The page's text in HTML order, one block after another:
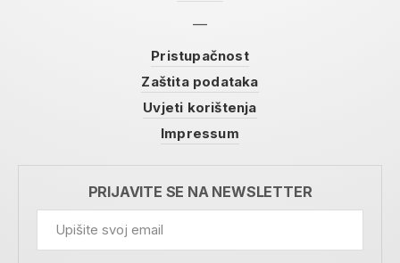
Pristupačnost
Zaštita podataka
Uvjeti korištenja
Impressum
PRIJAVITE SE NA NEWSLETTER